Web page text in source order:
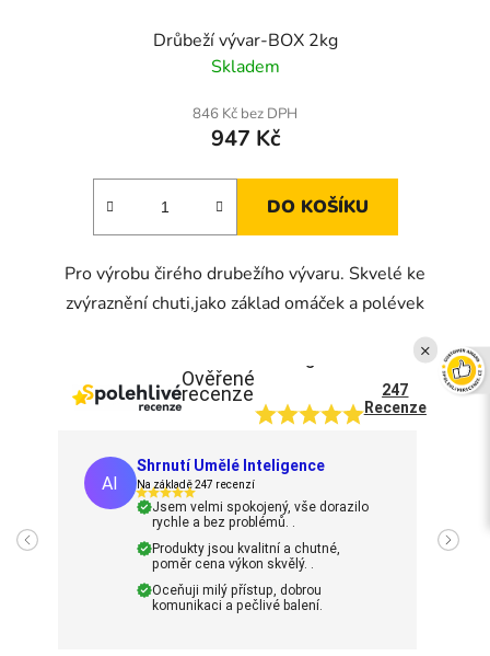
×
Drůbeží vývar-BOX 2kg
Skladem
846 Kč bez DPH
947 Kč
DO KOŠÍKU
Pro výrobu čirého drubežího vývaru. Skvelé ke
zvýraznění chuti,jako základ omáček a polévek
Ověřené
recenze
5
247
Recenze
AI
Shrnutí Umělé Inteligence
Na základě 247 recenzí
Jsem velmi spokojený, vše dorazilo
rychle a bez problémů. .
Produkty jsou kvalitní a chutné,
poměr cena výkon skvělý. .
Oceňuji milý přístup, dobrou
komunikaci a pečlivé balení.